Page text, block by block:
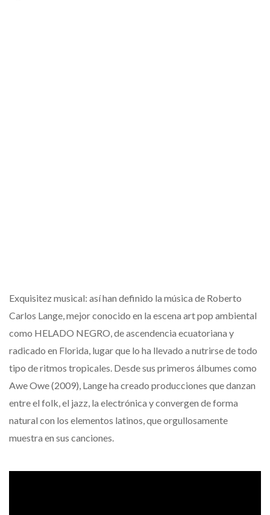
Exquisitez musical: así han definido la música de Roberto
Carlos Lange, mejor conocido en la escena art pop ambiental
como HELADO NEGRO, de ascendencia ecuatoriana y
radicado en Florida, lugar que lo ha llevado a nutrirse de todo
tipo de ritmos tropicales. Desde sus primeros álbumes como
Awe Owe (2009), Lange ha creado producciones que danzan
entre el folk, el jazz, la electrónica y convergen de forma
natural con los elementos latinos, que orgullosamente
muestra en sus canciones.